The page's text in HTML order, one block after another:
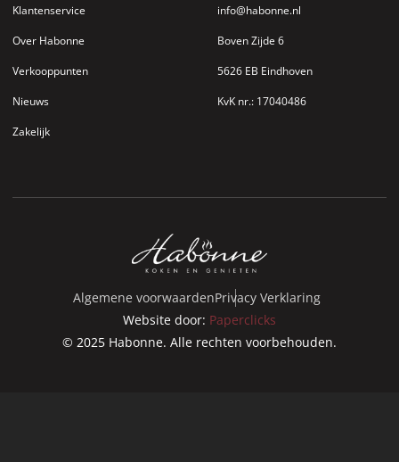
Klantenservice
Over Habonne
Verkooppunten
Nieuws
Zakelijk
info@habonne.nl
Boven Zijde 6
5626 EB Eindhoven
KvK nr.: 17040486
© 2025 Habonne. Alle rechten voorbehouden.
Website door: Paperclicks
Algemene voorwaardenPrivacy Verklaring